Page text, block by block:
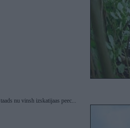
taads nu vinsh izskatijaas peec...